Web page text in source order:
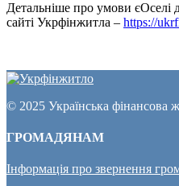
Детальніше про умови єОселі
сайті Укрфінжитла – https://
© 2025 Українська фінансова
ГРОМАДЯНАМ
Інформація про звернення